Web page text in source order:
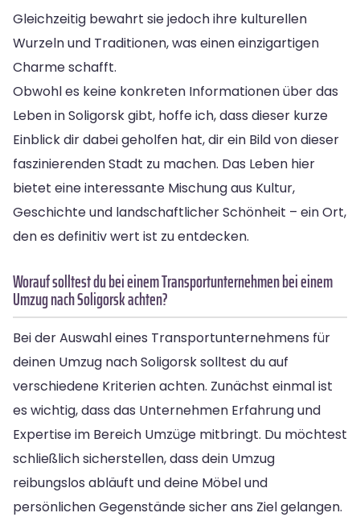
Gleichzeitig bewahrt sie jedoch ihre kulturellen
Wurzeln und Traditionen, was einen einzigartigen
Charme schafft.
Obwohl es keine konkreten Informationen über das
Leben in Soligorsk gibt, hoffe ich, dass dieser kurze
Einblick dir dabei geholfen hat, dir ein Bild von dieser
faszinierenden Stadt zu machen. Das Leben hier
bietet eine interessante Mischung aus Kultur,
Geschichte und landschaftlicher Schönheit – ein Ort,
den es definitiv wert ist zu entdecken.
Worauf solltest du bei einem Transportunternehmen bei einem
Umzug nach Soligorsk achten?
Bei der Auswahl eines Transportunternehmens für
deinen Umzug nach Soligorsk solltest du auf
verschiedene Kriterien achten. Zunächst einmal ist
es wichtig, dass das Unternehmen Erfahrung und
Expertise im Bereich Umzüge mitbringt. Du möchtest
schließlich sicherstellen, dass dein Umzug
reibungslos abläuft und deine Möbel und
persönlichen Gegenstände sicher ans Ziel gelangen.